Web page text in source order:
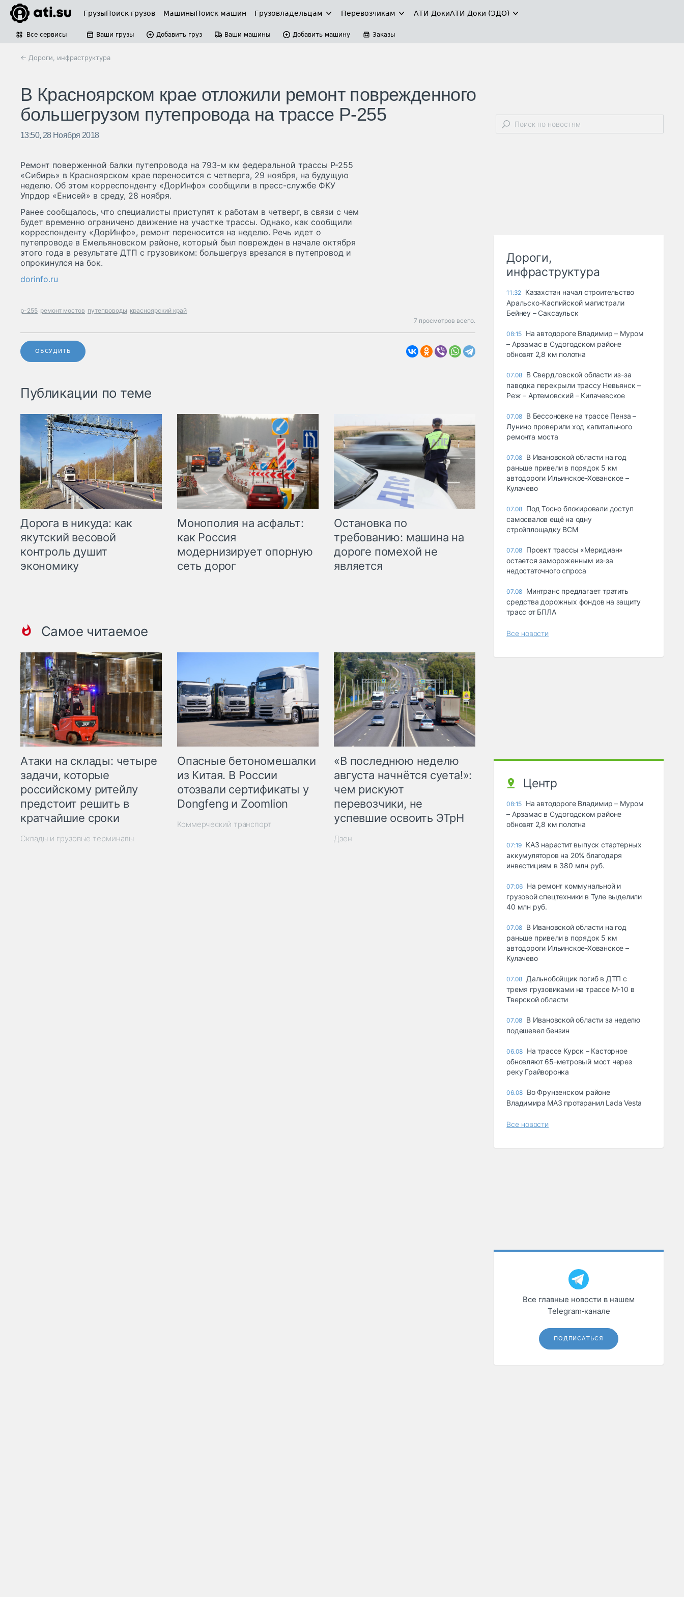
ГрузыПоиск грузов МашиныПоиск машин Грузовладельцам Перевозчикам АТИ-ДокиАТИ-Доки (ЭДО)
Все сервисы Ваши грузы Добавить груз Ваши машины Добавить машину Заказы
← Дороги, инфраструктура
В Красноярском крае отложили ремонт поврежденного
большегрузом путепровода на трассе Р-255
13:50, 28 Ноября 2018
Ремонт поверженной балки путепровода на 793-м км федеральной трассы Р-255
«Сибирь» в Красноярском крае переносится с четверга, 29 ноября, на будущую
неделю. Об этом корреспонденту «ДорИнфо» сообщили в пресс-службе ФКУ
Упрдор «Енисей» в среду, 28 ноября.
Ранее сообщалось, что специалисты приступят к работам в четверг, в связи с чем
будет временно ограничено движение на участке трассы. Однако, как сообщили
корреспонденту «ДорИнфо», ремонт переносится на неделю. Речь идет о
путепроводе в Емельяновском районе, который был поврежден в начале октября
этого года в результате ДТП с грузовиком: большегруз врезался в путепровод и
опрокинулся на бок.
dorinfo.ru
р-255 ремонт мостов путепроводы красноярский край
7 просмотров всего.
ОБСУДИТЬ
Публикации по теме
Дорога в никуда: как
якутский весовой
контроль душит
экономику
Монополия на асфальт:
как Россия
модернизирует опорную
сеть дорог
Остановка по
требованию: машина на
дороге помехой не
является
Самое читаемое
Атаки на склады: четыре
задачи, которые
российскому ритейлу
предстоит решить в
кратчайшие сроки
Склады и грузовые терминалы
Опасные бетономешалки
из Китая. В России
отозвали сертификаты у
Dongfeng и Zoomlion
Коммерческий транспорт
«В последнюю неделю
августа начнётся суета!»:
чем рискуют
перевозчики, не
успевшие освоить ЭТрН
Дзен
Дороги,
инфраструктура
11:32 Казахстан начал строительство
Аральско-Каспийской магистрали
Бейнеу – Саксаульск
08:15 На автодороге Владимир – Муром
– Арзамас в Судогодском районе
обновят 2,8 км полотна
07.08 В Свердловской области из-за
паводка перекрыли трассу Невьянск –
Реж – Артемовский – Килачевское
07.08 В Бессоновке на трассе Пенза –
Лунино проверили ход капитального
ремонта моста
07.08 В Ивановской области на год
раньше привели в порядок 5 км
автодороги Ильинское-Хованское –
Кулачево
07.08 Под Тосно блокировали доступ
самосвалов ещё на одну
стройплощадку ВСМ
07.08 Проект трассы «Меридиан»
остается замороженным из-за
недостаточного спроса
07.08 Минтранс предлагает тратить
средства дорожных фондов на защиту
трасс от БПЛА
Все новости
Центр
08:15 На автодороге Владимир – Муром
– Арзамас в Судогодском районе
обновят 2,8 км полотна
07:19 КАЗ нарастит выпуск стартерных
аккумуляторов на 20% благодаря
инвестициям в 380 млн руб.
07:06 На ремонт коммунальной и
грузовой спецтехники в Туле выделили
40 млн руб.
07.08 В Ивановской области на год
раньше привели в порядок 5 км
автодороги Ильинское-Хованское –
Кулачево
07.08 Дальнобойщик погиб в ДТП с
тремя грузовиками на трассе М-10 в
Тверской области
07.08 В Ивановской области за неделю
подешевел бензин
06.08 На трассе Курск – Касторное
обновляют 65-метровый мост через
реку Грайворонка
06.08 Во Фрунзенском районе
Владимира МАЗ протаранил Lada Vesta
Все новости
Все главные новости в нашем
Telegram‑канале
ПОДПИСАТЬСЯ